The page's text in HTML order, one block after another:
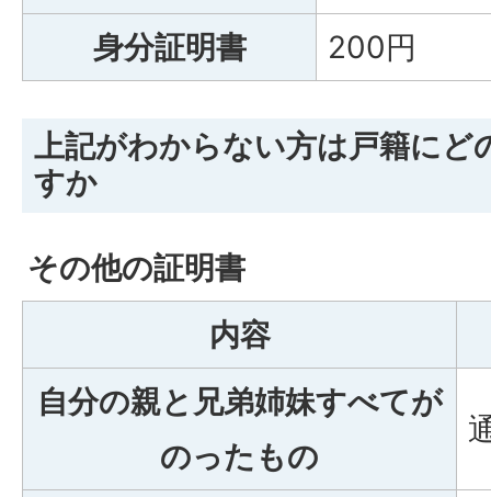
身分証明書
200円
上記がわからない方は戸籍にど
すか
その他の証明書
内容
自分の親と兄弟姉妹すべてが
のったもの